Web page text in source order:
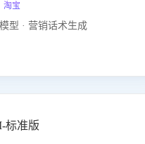
宝
型 · 营销话术生成
标准版